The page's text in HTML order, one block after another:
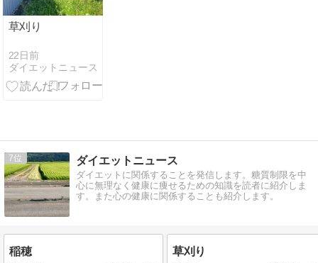
草刈り
22日前
ダイエットニュース
7 ダイエットニュース
ダイエットに関係することを発信します。糖質制限を中
心に無理なく健康に痩せるための知識を読者に紹介しま
す。また心の健康に関係することも紹介します。
稲穂 草刈り